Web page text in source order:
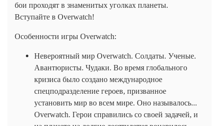
бои проходят в знаменитых уголках планеты.
Вступайте в Overwatch!
Особенности игры Overwatch:
Невероятный мир Overwatch. Солдаты. Ученые.
Авантюристы. Чудаки. Во время глобального
кризиса было создано международное
спецподразделение героев, призванное
установить мир во всем мире. Оно называлось...
Overwatch. Герои справились со своей задачей, и